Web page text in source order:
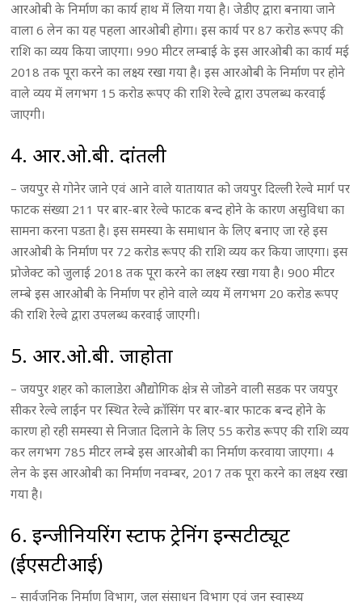
आरओबी के निर्माण का कार्य हाथ में लिया गया है। जेडीए द्वारा बनाया जाने
वाला 6 लेन का यह पहला आरओबी होगा। इस कार्य पर 87 करोड रूपए की
राशि का व्यय किया जाएगा। 990 मीटर लम्बाई के इस आरओबी का कार्य मई
2018 तक पूरा करने का लक्ष्य रखा गया है। इस आरओबी के निर्माण पर होने
वाले व्यय में लगभग 15 करोड रूपए की राशि रेल्वे द्वारा उपलब्ध करवाई
जाएगी।
4. आर.ओ.बी. दांतली
– जयपुर से गोनेर जाने एवं आने वाले यातायात को जयपुर दिल्ली रेल्वे मार्ग पर
फाटक संख्या 211 पर बार-बार रेल्वे फाटक बन्द होने के कारण असुविधा का
सामना करना पडता है। इस समस्या के समाधान के लिए बनाए जा रहे इस
आरओबी के निर्माण पर 72 करोड रूपए की राशि व्यय कर किया जाएगा। इस
प्रोजेक्ट को जुलाई 2018 तक पूरा करने का लक्ष्य रखा गया है। 900 मीटर
लम्बे इस आरओबी के निर्माण पर होने वाले व्यय में लगभग 20 करोड रूपए
की राशि रेल्वे द्वारा उपलब्ध करवाई जाएगी।
5. आर.ओ.बी. जाहोता
– जयपुर शहर को कालाडेरा औद्योगिक क्षेत्र से जोडने वाली सडक पर जयपुर
सीकर रेल्वे लाईन पर स्थित रेल्वे क्राॅसिंग पर बार-बार फाटक बन्द होने के
कारण हो रही समस्या से निजात दिलाने के लिए 55 करोड रूपए की राशि व्यय
कर लगभग 785 मीटर लम्बे इस आरओबी का निर्माण करवाया जाएगा। 4
लेन के इस आरओबी का निर्माण नवम्बर, 2017 तक पूरा करने का लक्ष्य रखा
गया है।
6. इन्जीनियरिंग स्टाफ ट्रेनिंग इन्सटीट्यूट
(ईएसटीआई)
– सार्वजनिक निर्माण विभाग, जल संसाधन विभाग एवं जन स्वास्थ्य